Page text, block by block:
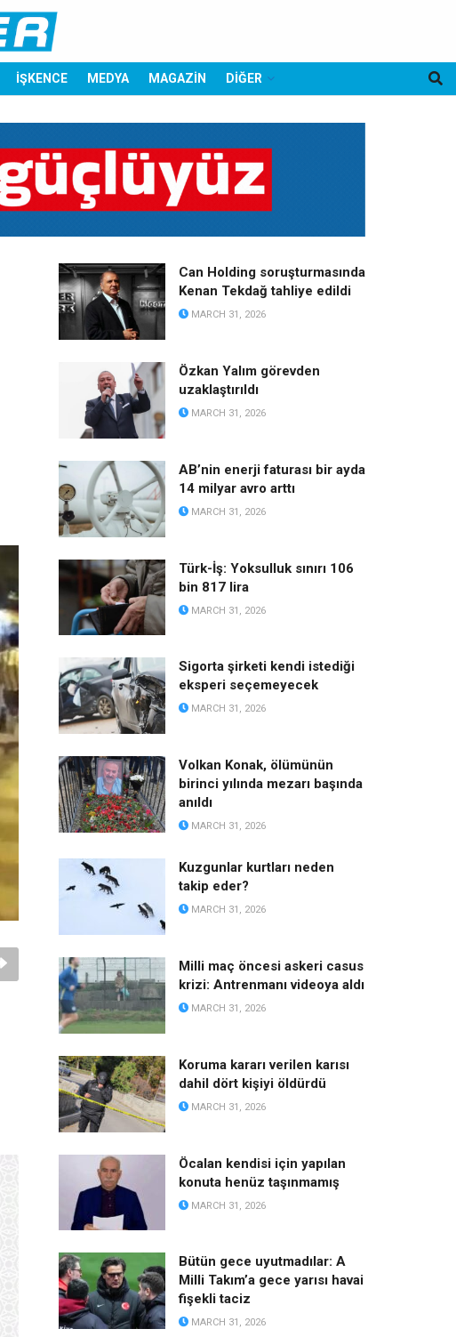
İŞKENCE MEDYA MAGAZİN DİĞER
Can Holding soruşturmasında
Kenan Tekdağ tahliye edildi
MARCH 31, 2026
Özkan Yalım görevden
uzaklaştırıldı
MARCH 31, 2026
AB’nin enerji faturası bir ayda
14 milyar avro arttı
MARCH 31, 2026
Türk-İş: Yoksulluk sınırı 106
bin 817 lira
MARCH 31, 2026
Sigorta şirketi kendi istediği
eksperi seçemeyecek
MARCH 31, 2026
Volkan Konak, ölümünün
birinci yılında mezarı başında
anıldı
MARCH 31, 2026
Kuzgunlar kurtları neden
takip eder?
MARCH 31, 2026
Milli maç öncesi askeri casus
krizi: Antrenmanı videoya aldı
MARCH 31, 2026
Koruma kararı verilen karısı
dahil dört kişiyi öldürdü
MARCH 31, 2026
Öcalan kendisi için yapılan
konuta henüz taşınmamış
MARCH 31, 2026
Bütün gece uyutmadılar: A
Milli Takım’a gece yarısı havai
fişekli taciz
MARCH 31, 2026